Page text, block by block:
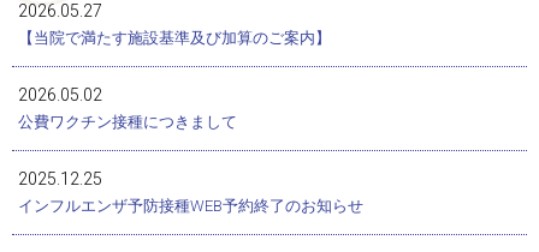
2026.05.27
【当院で満たす施設基準及び加算のご案内】
2026.05.02
公費ワクチン接種につきまして
2025.12.25
インフルエンザ予防接種WEB予約終了のお知らせ